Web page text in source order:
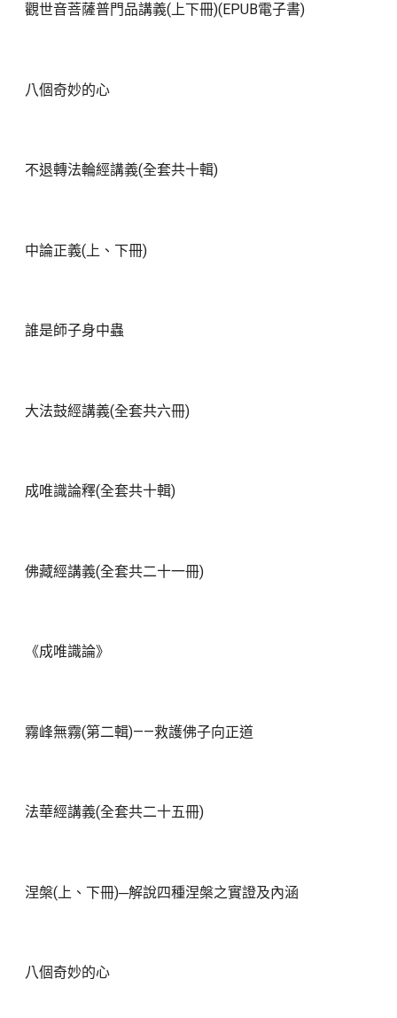
觀世音菩薩普門品講義(上下冊)(EPUB電子書)
八個奇妙的心
不退轉法輪經講義(全套共十輯)
中論正義(上、下冊)
誰是師子身中蟲
大法鼓經講義(全套共六冊)
成唯識論釋(全套共十輯)
佛藏經講義(全套共二十一冊)
《成唯識論》
霧峰無霧(第二輯)——救護佛子向正道
法華經講義(全套共二十五冊)
涅槃(上、下冊)─解說四種涅槃之實證及內涵
八個奇妙的心